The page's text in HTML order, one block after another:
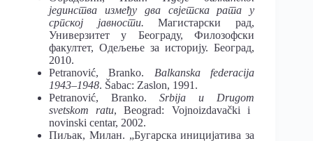
јединства између два свјетска рата у
српској јавности. Магистарски рад,
Универзитет у Београду, Филозофски
факултет, Одељење за историју. Београд,
2010.
Petranović, Branko. Balkanskafederacija
1943–1948. Šabac: Zaslon, 1991.
Petranović, Branko.Srbija u Drugom
svetskom ratu, Beograd: Vojnoizdavački i
novinski centar, 2002.
Пиљак, Милан. „Бугарска иницијатива за